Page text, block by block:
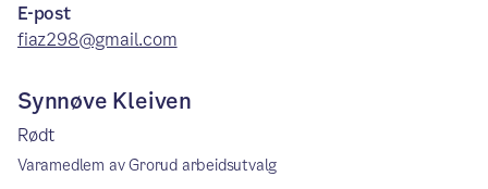
E-post
fiaz298@gmail.com
Synnøve Kleiven
Rødt
Varamedlem av Grorud arbeidsutvalg